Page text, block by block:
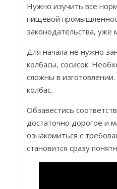
Нужно изучить все
пищевой
законодательства, уже
Для начала не нужно
колбасы, сосисок.
сложны в
колбас.
Обзавестись
достаточно дорогое и
ознакомиться с
становится сразу